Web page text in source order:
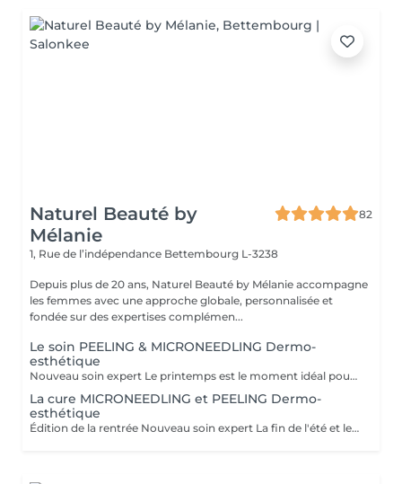
Naturel Beauté by
Mélanie
82
1, Rue de l’indépendance Bettembourg L-3238
Depuis plus de 20 ans, Naturel Beauté by Mélanie accompagne
les femmes avec une approche globale, personnalisée et
fondée sur des expertises complémen...
Le soin PEELING & MICRONEEDLING Dermo-
esthétique
Nouveau soin expert Le printemps est le moment idéal pour réveiller votre peau ! Avec le temps, le collagène diminue, le teint perd de son éclat et des taches pigmentaires peuvent apparaître. Pour y remédier, découvrez notre Nouveau Soin Microneedling & Peeling Dermo-Esthétique, réalisé avec les produits experts du laboratoire Célestetic, notre nouveau partenaire professionnel. Les bénéfices : Stimule naturellement collagène et élastine Raffermit et densifie la peau Atténue les taches pigmentaires Affine le grain de peau Ravive l'éclat du teint Protocole cabine 60 minutes 1. Diagnostic personnalisé 2. Peeling concentré aux acides de fruits Célestetic 3. Microneedling + infusion d'un sérum ciblé aux actifs hautement dosés(anti-taches / anti-âge / éclat) 4.Masque apaisant et réparateur 5. Protection et conseils post-soin Tarifs Soin 60 min : 145 € Cure 4 soins (tous les 21 jours) : 560 € Cure 6 soins (tous les 21 jours) : 840€ Le printemps est la saison idéale pour relancer votre peau avant l'été Les places sont limitées pour un suivi personnalisé. Pour réserver ou faire un diagnostic peau, contactez-nous dès aujourd'hui #Microneedling #Peeling #Célestetic #NaturelBeautéByMélanie #PeauRaffermie #Éclat #AntiTaches #BienVieillir
La cure MICRONEEDLING et PEELING Dermo-
esthétique
Édition de la rentrée Nouveau soin expert La fin de l'été et le début de l'automne sont les moments idéaux pour réveiller votre peau ! Avec le temps, le collagène diminue, le teint perd de son éclat et des taches pigmentaires peuvent apparaître. Pour y remédier, découvrez notre Nouveau Soin Microneedling & Peeling Dermo-Esthétique, réalisé avec les produits experts du laboratoire Célestetic, notre nouveau partenaire professionnel. Les bénéfices : Stimule naturellement collagène et élastine Raffermit et densifie la peau Atténue les taches pigmentaires Affine le grain de peau Ravive l'éclat du teint Protocole cabine 60 minutes 1. Diagnostic personnalisé 2. Peeling concentré aux acides de fruits Célestetic 3. Microneedling + infusion d'un sérum ciblé aux actifs hautement dosés(anti-taches / anti-âge / éclat) 4.Masque LED apaisant 5. Protection et conseils post-soin Tarifs Soin 60 min : 145 € Cure 4 soins (tous les 21 jours) : 560 € Les places sont limitées pour un suivi personnalisé. Pour réserver ou faire un diagnostic peau, contactez-nous dès aujourd'hui